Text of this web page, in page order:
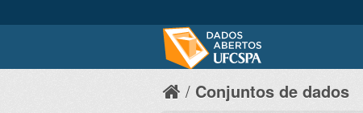
Conjuntos de dados